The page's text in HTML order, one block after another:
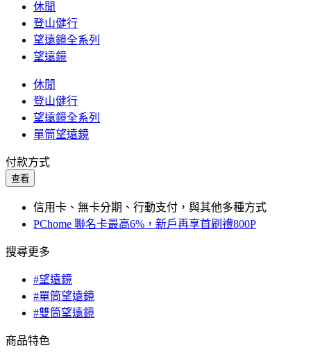
休閒
登山健行
望遠鏡全系列
望遠鏡
休閒
登山健行
望遠鏡全系列
單筒望遠鏡
付款方式
查看
信用卡、無卡分期、行動支付，與其他多種方式
PChome 聯名卡最高6%，新戶再享首刷禮800P
搜尋更多
#望遠鏡
#單筒望遠鏡
#雙筒望遠鏡
商品特色